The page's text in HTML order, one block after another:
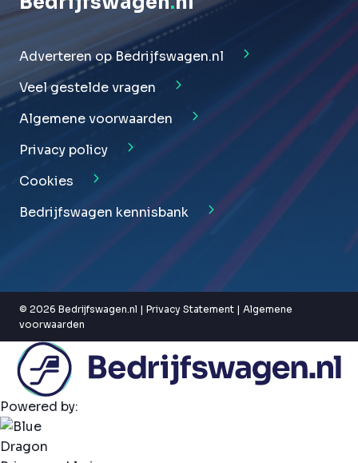
Adverteren op Bedrijfswagen.nl
Veel gestelde vragen
Algemene voorwaarden
Privacy policy
Cookies
Bedrijfswagen kennisbank
© 2026 Bedrijfswagen.nl | Privacy Statement | Algemene
voorwaarden
Powered by: